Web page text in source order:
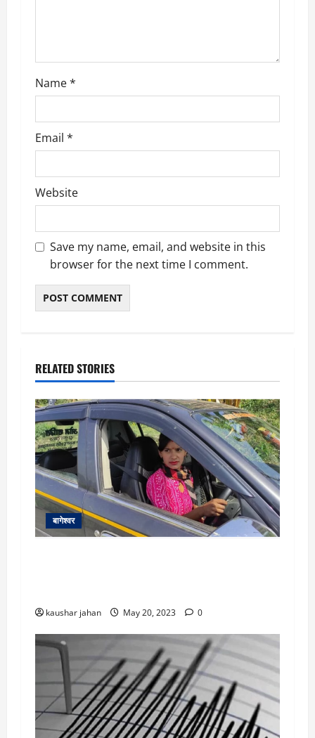
Name*
Email *
Website
Save my name, email, and website in this
browser for the next time I comment.
RELATED STORIES
बागेश्वर
kaushar jahan May 20, 2023 0